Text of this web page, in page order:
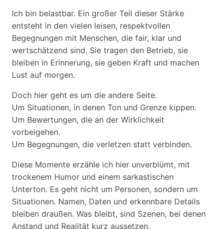
Ich bin belastbar. Ein großer Teil dieser Stärke
entsteht in den vielen leisen, respektvollen
Begegnungen mit Menschen, die fair, klar und
wertschätzend sind. Sie tragen den Betrieb, sie
bleiben in Erinnerung, sie geben Kraft und machen
Lust auf morgen.
Doch hier geht es um die andere Seite.
Um Situationen, in denen Ton und Grenze kippen.
Um Bewertungen, die an der Wirklichkeit
vorbeigehen.
Um Begegnungen, die verletzen statt verbinden.
Diese Momente erzähle ich hier unverblümt, mit
trockenem Humor und einem sarkastischen
Unterton. Es geht nicht um Personen, sondern um
Situationen. Namen, Daten und erkennbare Details
bleiben draußen. Was bleibt, sind Szenen, bei denen
Anstand und Realität kurz aussetzen.